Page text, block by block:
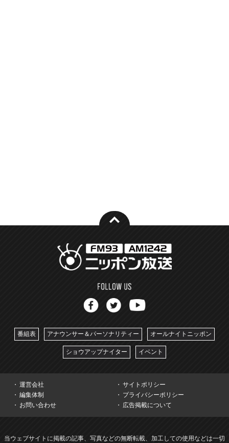
番組表 アナウンサー＆パーソナリティー オールナイトニッポン
ショウアップナイター イベント
運営会社
サイトポリシー
編集体制
プライバシーポリシー
お問い合わせ
広告掲載について
当ウェブサイトに掲載の記事、写真などの無断転載、加工しての使用などは一切